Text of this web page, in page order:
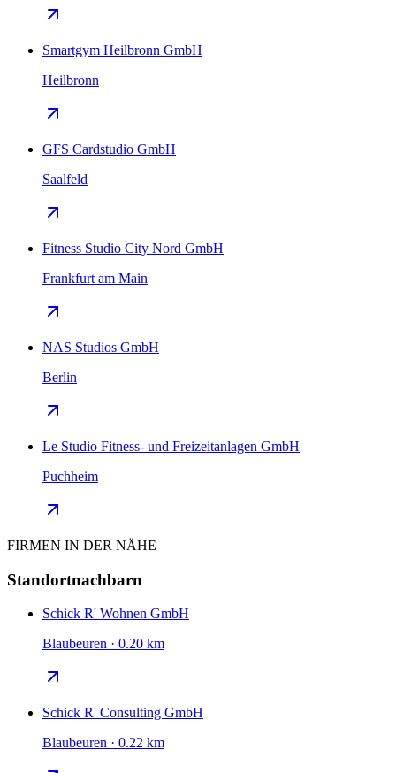
Smartgym Heilbronn GmbH
Heilbronn
GFS Cardstudio GmbH
Saalfeld
Fitness Studio City Nord GmbH
Frankfurt am Main
NAS Studios GmbH
Berlin
Le Studio Fitness- und Freizeitanlagen GmbH
Puchheim
FIRMEN IN DER NÄHE
Standortnachbarn
Schick R' Wohnen GmbH
Blaubeuren · 0.20 km
Schick R' Consulting GmbH
Blaubeuren · 0.22 km